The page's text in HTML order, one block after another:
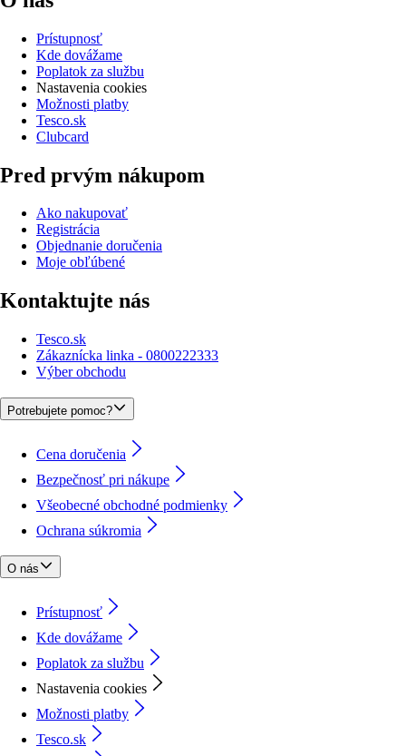
Prístupnosť
Kde dovážame
Poplatok za službu
Nastavenia cookies
Možnosti platby
Tesco.sk
Clubcard
Pred prvým nákupom
Ako nakupovať
Registrácia
Objednanie doručenia
Moje obľúbené
Kontaktujte nás
Tesco.sk
Zákaznícka linka - 0800222333
Výber obchodu
Potrebujete pomoc?
Cena doručenia
Bezpečnosť pri nákupe
Všeobecné obchodné podmienky
Ochrana súkromia
O nás
Prístupnosť
Kde dovážame
Poplatok za službu
Nastavenia cookies
Možnosti platby
Tesco.sk